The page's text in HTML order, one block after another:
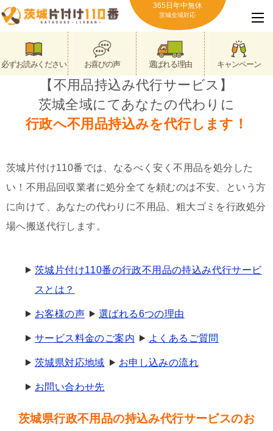
365日年中無休
茨城全域対応
必ずお読みください お喜びの声 選ばれる理由 キャンペーン
【不用品持込み代行サービス】
茨城全域にてあなたの代わりに
行政へ不用品持込みを代行します！
茨城片付け110番では、なるべく安く不用品を処分した
い！不用品回収業者に処分全てを頼むのは不安、という方
に向けて、あなたの代わりに不用品、粗大ゴミを行政処分
場へ搬送代行します。
茨城片付け110番の行政不用品の持込み代行サービ
スとは？
お客様の声 選ばれる6つの理由
サービス料金のご案内 よくあるご質問
茨城県対応地域 お申し込みの流れ
お問い合わせ先
茨城県行政不用品の持込み代行サービスのお